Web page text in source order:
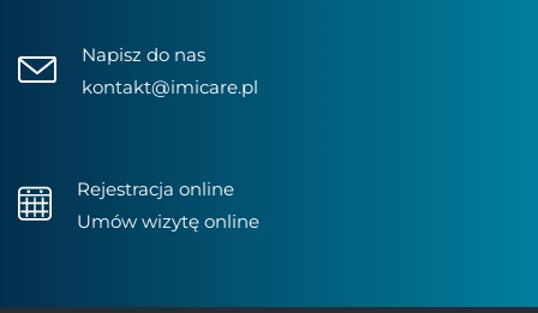
Napisz do nas
kontakt@imicare.pl
Rejestracja online
Umów wizytę online